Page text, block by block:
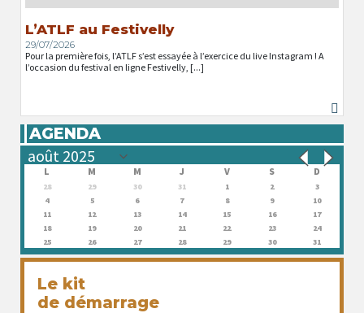
L’ATLF au Festivelly
29/07/2026
Pour la première fois, l’ATLF s’est essayée à l’exercice du live Instagram ! A
l’occasion du festival en ligne Festivelly, [...]
AGENDA
L M M J V S D
28 29 30 31 1 2
3
4
5 6 7 8 9
10
11
12 13 14 15 16
17
18
19 20 21 22 23
24
25
26 27 28 29 30 31
Le kit
de démarrage